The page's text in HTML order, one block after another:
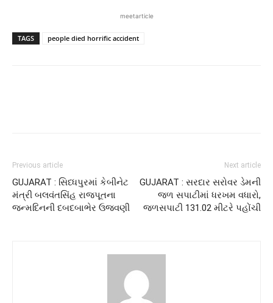
meetarticle
TAGS people died horrific accident
Previous article
GUJARAT : સિધ્ધપુરમાં કેબીનેટ
મંત્રી બલવંતસિંહ રાજપૂતના
જન્મદિનની દબદબાભેર ઉજવણી
Next article
GUJARAT : સરદાર સરોવર ડેમની
જળ સપાટીમાં ધરખમ વધારો,
જળસપાટી 131.02 મીટરે પહોંચી